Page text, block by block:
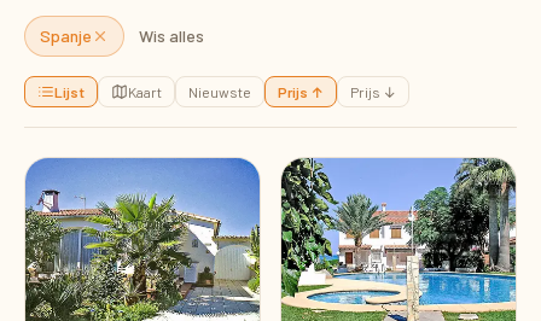
Spanje Wis alles
Lijst Kaart Nieuwste Prijs ↑ Prijs ↓